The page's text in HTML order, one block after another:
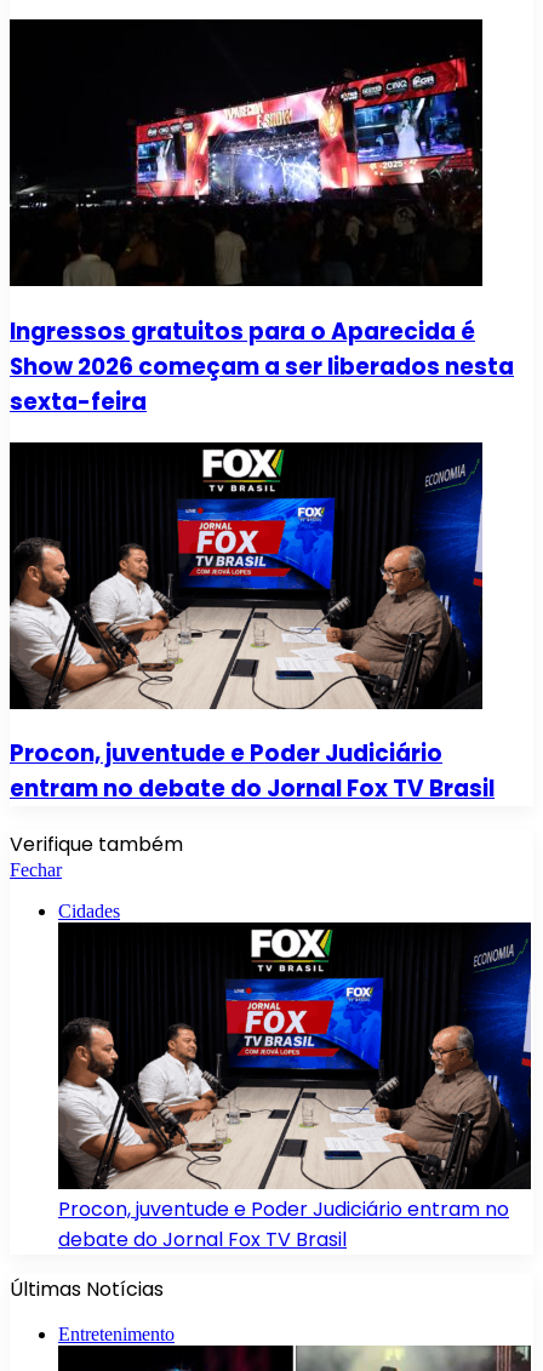
Ingressos gratuitos para o Aparecida é
Show 2026 começam a ser liberados nesta
sexta-feira
Procon, juventude e Poder Judiciário
entram no debate do Jornal Fox TV Brasil
Verifique também
Fechar
Cidades
Procon, juventude e Poder Judiciário entram no
debate do Jornal Fox TV Brasil
Últimas Notícias
Entretenimento